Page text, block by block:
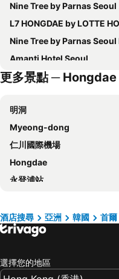
Nine Tree by Parnas Seoul Myeongdong 2
L7 HONGDAE by LOTTE
Nine Tree by Parnas Seoul
Amanti Hotel Seoul
Nine Tree by Parnas Seoul Myeongdong 1
Homes Stay Myeongdong
Solaria Nishitetsu Hotel Seoul Myeongdong
Novotel Suites Ambassador Seoul Yongsan
Grand Hilton Seoul
Hotel Skypark Central Myeongdong
ibis Styles Ambassador Seoul
Novotel Ambassador Seoul Dongdaemun Hotels & Residences
Hotel Skypark
更多景點 ─ Hongdae
明洞
Myeong-dong
仁川國際機場
Hongdae
永登浦站
COEX商場
龍山站
Gwanghwamun
酒店搜尋 亞洲 韓國 首爾
選擇您的地區